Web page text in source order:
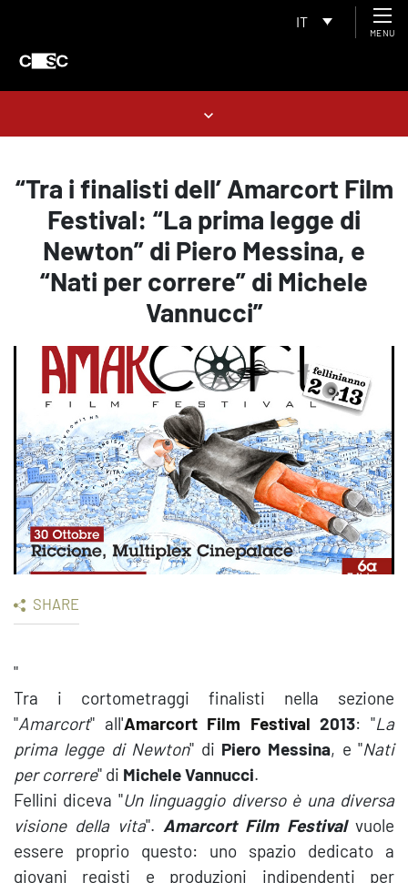
IT
MENU
“Tra i finalisti dell’ Amarcort Film
Festival: “La prima legge di
Newton” di Piero Messina, e
“Nati per correre” di Michele
Vannucci”
SHARE
"
Tra i cortometraggi finalisti nella sezione
"Amarcort" all'Amarcort Film Festival 2013: "La
prima legge di Newton" di Piero Messina, e "Nati
per correre" di Michele Vannucci.
Fellini diceva "Un linguaggio diverso è una diversa
visione della vita". Amarcort Film Festivalvuole
essere proprio questo: uno spazio dedicato a
giovani registi e produzioni indipendenti per